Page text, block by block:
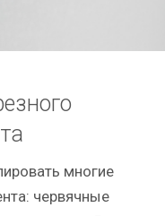
многие
червячные